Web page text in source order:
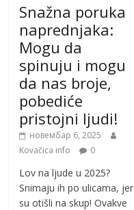
Snažna poruka
naprednjaka:
Mogu da
spinuju i mogu
da nas broje,
pobediće
pristojni ljudi!
новембар 6, 2025
Kovačica info
0
Lov na ljude u 2025?
Snimaju ih po ulicama, jer
su otišli na skup! Ovakve